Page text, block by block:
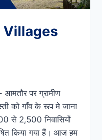
पर ग्रामीण
को गाँव के रूप मे जाना
से 2,500 निवासियों
किया गया हैं। आज हम